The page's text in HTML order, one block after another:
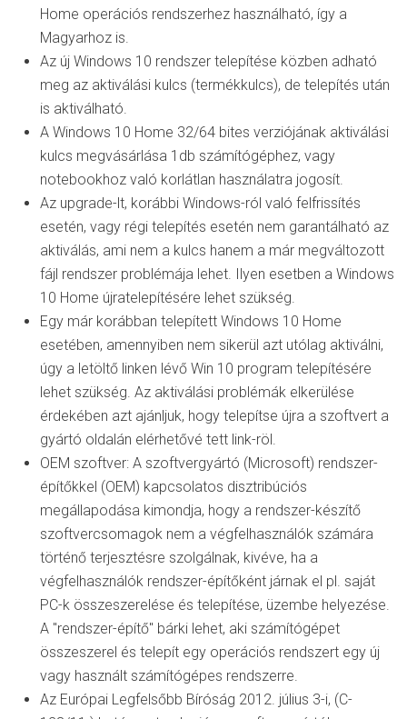
Home operációs rendszerhez használható, így a
Magyarhoz is.
Az új Windows 10 rendszer telepítése közben adható
meg az aktiválási kulcs (termékkulcs), de telepítés után
is aktiválható.
A Windows 10 Home 32/64 bites verziójának aktiválási
kulcs megvásárlása 1db számítógéphez, vagy
notebookhoz való korlátlan használatra jogosít.
Az upgrade-lt, korábbi Windows-ról való felfrissítés
esetén, vagy régi telepítés esetén nem garantálható az
aktiválás, ami nem a kulcs hanem a már megváltozott
fájl rendszer problémája lehet. Ilyen esetben a Windows
10 Home újratelepítésére lehet szükség.
Egy már korábban telepített Windows 10 Home
esetében, amennyiben nem sikerül azt utólag aktiválni,
úgy a letöltő linken lévő Win 10 program telepítésére
lehet szükség. Az aktiválási problémák elkerülése
érdekében azt ajánljuk, hogy telepítse újra a szoftvert a
gyártó oldalán elérhetővé tett link-röl.
OEM szoftver: A szoftvergyártó (Microsoft) rendszer-
építőkkel (OEM) kapcsolatos disztribúciós
megállapodása kimondja, hogy a rendszer-készítő
szoftvercsomagok nem a végfelhasználók számára
történő terjesztésre szolgálnak, kivéve, ha a
végfelhasználók rendszer-építőként járnak el pl. saját
PC-k összeszerelése és telepítése, üzembe helyezése.
A "rendszer-építő" bárki lehet, aki számítógépet
összeszerel és telepít egy operációs rendszert egy új
vagy használt számítógépes rendszerre.
Az Európai Legfelsőbb Bíróság 2012. július 3-i, (C-